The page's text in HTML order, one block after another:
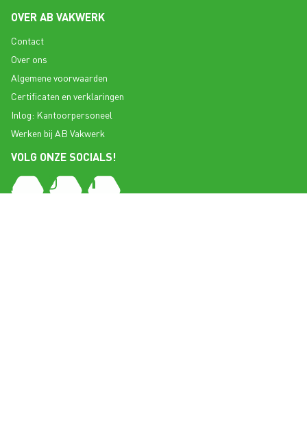
OVER AB VAKWERK
Contact
Over ons
Algemene voorwaarden
Certificaten en verklaringen
Inlog: Kantoorpersoneel
Werken bij AB Vakwerk
VOLG ONZE SOCIALS!